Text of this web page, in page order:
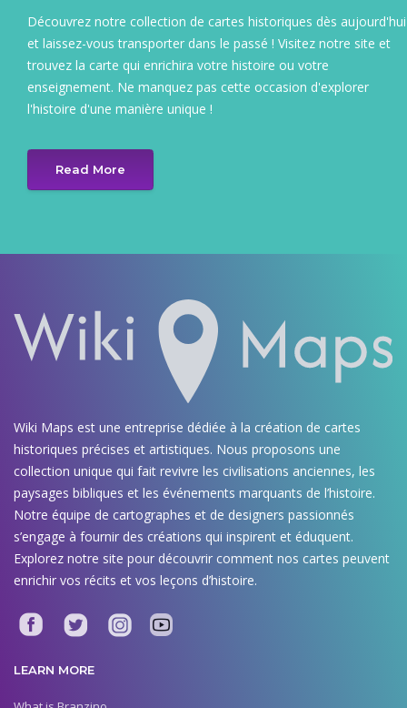
Découvrez notre collection de cartes historiques dès aujourd'hui
et laissez-vous transporter dans le passé ! Visitez notre site et
trouvez la carte qui enrichira votre histoire ou votre
enseignement. Ne manquez pas cette occasion d'explorer
l'histoire d'une manière unique !
Read More
Wiki Maps est une entreprise dédiée à la création de cartes
historiques précises et artistiques. Nous proposons une
collection unique qui fait revivre les civilisations anciennes, les
paysages bibliques et les événements marquants de l’histoire.
Notre équipe de cartographes et de designers passionnés
s’engage à fournir des créations qui inspirent et éduquent.
Explorez notre site pour découvrir comment nos cartes peuvent
enrichir vos récits et vos leçons d’histoire.
LEARN MORE